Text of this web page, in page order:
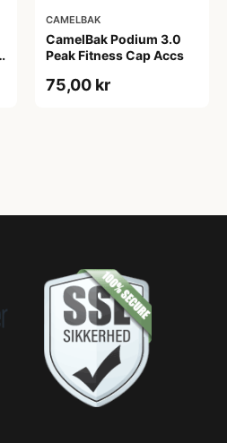
CAMELBAK
CamelBak Podium 3.0
Peak Fitness Cap Accs
75,00 kr